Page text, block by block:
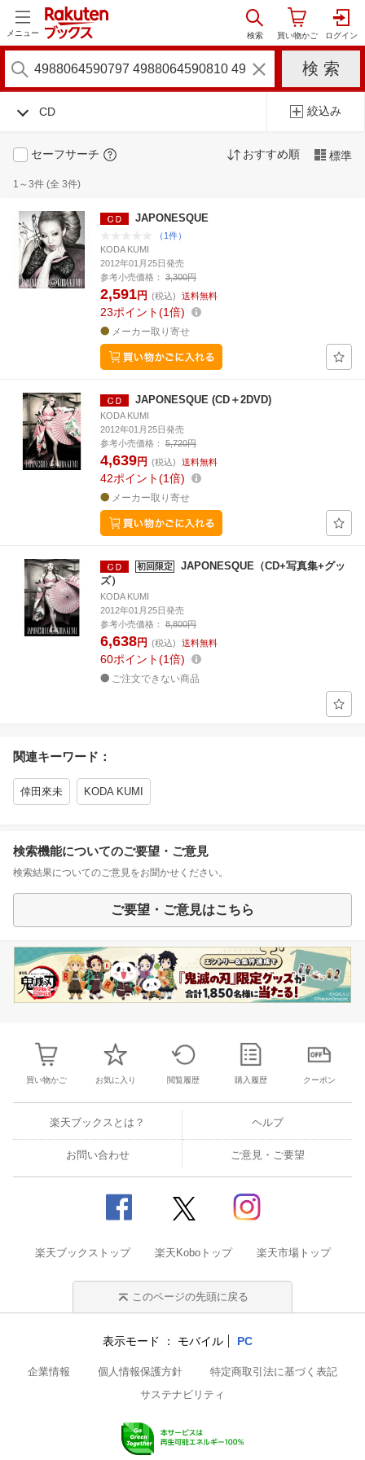
メニュー
CD 絞込み
セーフサーチ おすすめ順 標準
1～3件 (全 3件)
JAPONESQUE
（1件）
KODA KUMI
2012年01月25日発売
参考小売価格：
3,300円
2,591円 (税込) 送料無料
23ポイント 1倍
メーカー取り寄せ
JAPONESQUE (CD＋2DVD)
KODA KUMI
2012年01月25日発売
参考小売価格：
5,720円
4,639円 (税込) 送料無料
42ポイント 1倍
メーカー取り寄せ
初回限定
JAPONESQUE（CD+写真集+グッ
ズ）
KODA KUMI
2012年01月25日発売
参考小売価格：
8,800円
6,638円 (税込) 送料無料
60ポイント 1倍
ご注文できない商品
関連キーワード：
倖田來未 KODA KUMI
検索機能についてのご要望・ご意見
検索結果についてのご意見をお聞かせください。
ご要望・ご意見はこちら
買い物かご お気に入り 閲覧履歴 購入履歴 クーポン
楽天ブックスとは？ ヘルプ
お問い合わせ ご意見・ご要望
楽天ブックストップ 楽天Koboトップ 楽天市場トップ
このページの先頭に戻る
表示モード モバイル PC
企業情報 個人情報保護方針
特定商取引法に基づく表記
サステナビリティ